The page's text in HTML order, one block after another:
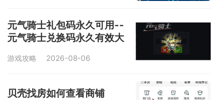
元气骑士礼包码永久可用--
元气骑士兑换码永久有效大
游戏攻略 2026-08-06
贝壳找房如何查看商铺